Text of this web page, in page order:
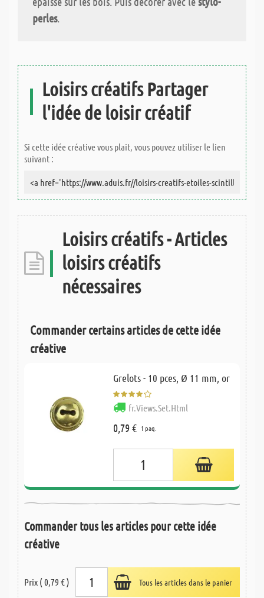
perles.
Loisirs créatifs Partager
l'idée de loisir créatif
Si cette idée créative vous plait, vous pouvez utiliser le lien
suivant :
Loisirs créatifs - Articles
loisirs créatifs
nécessaires
Commander certains articles de cette idée
créative
Grelots - 10 pces, Ø 11 mm, or
fr.Views.Set.Html
0,79 € 1 paq.
Commander tous les articles pour cette idée
créative
Prix ( 0,79 € ) Tous les articles dans le panier